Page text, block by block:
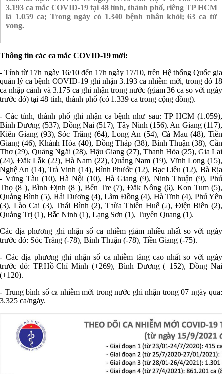
3.193 ca mắc COVID-19 tại 48 tỉnh, thành phố, riêng TP HCM
là 1.059 ca; Trong ngày có 1.340 bệnh nhân khỏi; 63 ca tử
vong.
Thông tin các ca mắc COVID-19 mới:
- Tính từ 17h ngày 16/10 đến 17h ngày 17/10, trên Hệ thống Quốc gia
quản lý ca bệnh COVID-19 ghi nhận 3.193 ca nhiễm mới, trong đó 18
ca nhập cảnh và 3.175 ca ghi nhận trong nước (giảm 36 ca so với ngày
trước đó) tại 48 tỉnh, thành phố (có 1.339 ca trong cộng đồng).
- Các tỉnh, thành phố ghi nhận ca bệnh như sau: TP HCM (1.059),
Bình Dương (537), Đồng Nai (517), Tây Ninh (156), An Giang (117),
Kiên Giang (93), Sóc Trăng (64), Long An (54), Cà Mau (48), Tiền
Giang (46), Khánh Hòa (40), Đồng Tháp (38), Bình Thuận (38), Cần
Thơ (29), Quảng Ngãi (28), Hậu Giang (27), Thanh Hóa (25), Gia Lai
(24), Đắk Lắk (22), Hà Nam (22), Quảng Nam (19), Vĩnh Long (15),
Nghệ An (14), Trà Vinh (14), Bình Phước (12), Bạc Liêu (12), Bà Rịa
- Vũng Tàu (10), Hà Nội (10), Hà Giang (9), Ninh Thuận (9), Phú
Thọ (8 ), Bình Định (8 ), Bến Tre (7), Đắk Nông (6), Kon Tum (5),
Quảng Bình (5), Hải Dương (4), Lâm Đồng (4), Hà Tĩnh (4), Phú Yên
(3), Lào Cai (3), Thái Bình (2), Thừa Thiên Huế (2), Điện Biên (2),
Quảng Trị (1), Bắc Ninh (1), Lạng Sơn (1), Tuyên Quang (1).
Các địa phương ghi nhận số ca nhiễm giảm nhiều nhất so với ngày
trước đó: Sóc Trăng (-78), Bình Thuận (-78), Tiền Giang (-75).
- Các địa phương ghi nhận số ca nhiễm tăng cao nhất so với ngày
trước đó: TP.Hồ Chí Minh (+269), Bình Dương (+152), Đồng Nai
(+120).
- Trung bình số ca nhiễm mới trong nước ghi nhận trong 07 ngày qua:
3.325 ca/ngày.